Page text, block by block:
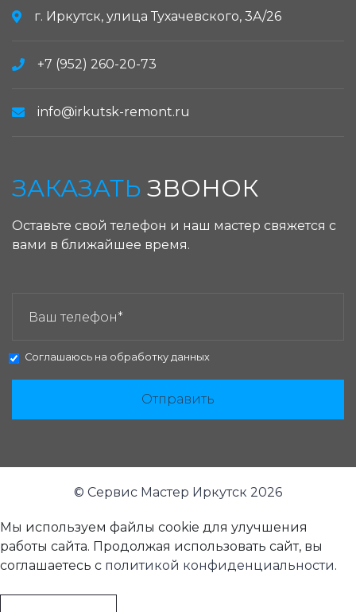
г. Иркутск, улица Тухачевского, 3А/26
+7 (952) 260-20-73
info@irkutsk-remont.ru
ЗАКАЗАТЬ ЗВОНОК
Оставьте свой телефон и наш мастер свяжется с
вами в ближайшее время.
Соглашаюсь на обработку данных
Отправить
© Сервис Мастер Иркутск 2026
Мы используем файлы cookie для улучшения
работы сайта. Продолжая использовать сайт, вы
соглашаетесь с политикой конфиденциальности.